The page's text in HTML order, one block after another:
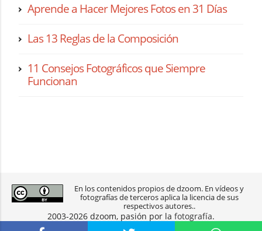
Aprende a Hacer Mejores Fotos en 31 Días
Las 13 Reglas de la Composición
11 Consejos Fotográficos que Siempre
Funcionan
En los contenidos propios de dzoom. En vídeos y
fotografías de terceros aplica la licencia de sus
respectivos autores..
2003-2026 dzoom, pasión por la fotografía.
aviso legal
política de privacidad contacto